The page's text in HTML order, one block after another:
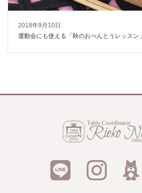
2018年9月10日
運動会にも使える「秋のおべんとうレッスン」